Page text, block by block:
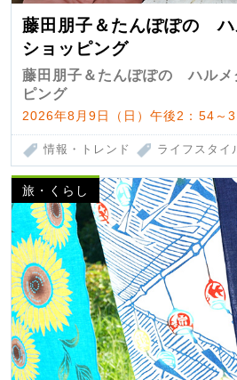
藤田朋子＆たんぽぽの ハ
ショッピング
藤田朋子＆たんぽぽの ハルメ
ピング
2026年8月9日（日）午後2：54～
情報・トレンド ライフスタイ
旅・くらし